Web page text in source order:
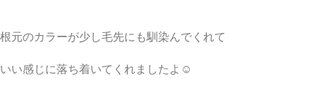
根元のカラーが少し毛先にも馴染んでくれて
いい感じに落ち着いてくれましたよ☺︎